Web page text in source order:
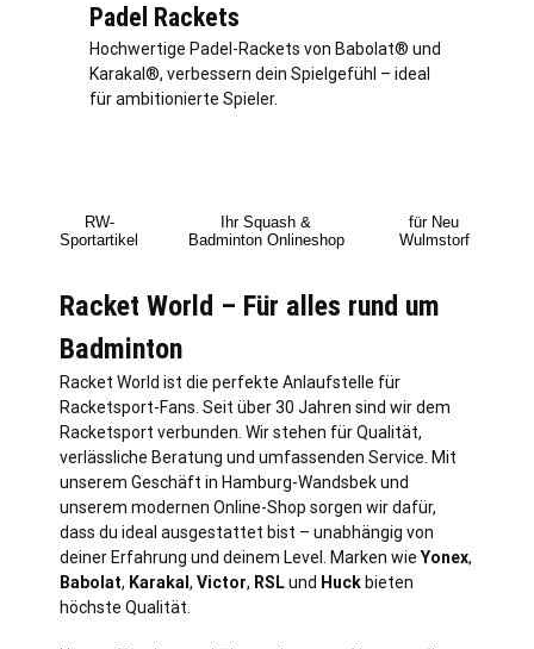
Padel Rackets
Hochwertige Padel-Rackets von Babolat® und
Karakal®, verbessern dein Spielgefühl – ideal
für ambitionierte Spieler.
RW-
Sportartikel
Ihr Squash &
Badminton Onlineshop
für Neu
Wulmstorf
Racket World – Für alles rund um
Badminton
Racket World ist die perfekte Anlaufstelle für
Racketsport-Fans. Seit über 30 Jahren sind wir dem
Racketsport verbunden. Wir stehen für Qualität,
verlässliche Beratung und umfassenden Service. Mit
unserem Geschäft in Hamburg-Wandsbek und
unserem modernen Online-Shop sorgen wir dafür,
dass du ideal ausgestattet bist – unabhängig von
deiner Erfahrung und deinem Level. Marken wie Yonex,
Babolat, Karakal , Victor, RSLund Huck bieten
höchste Qualität.